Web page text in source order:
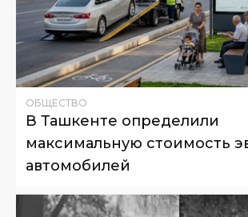
ОБЩЕСТВО
В Ташкенте определили
максимальную стоимость
автомобилей